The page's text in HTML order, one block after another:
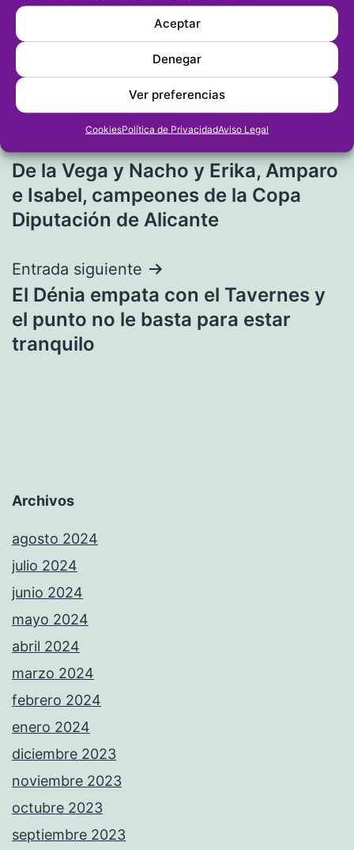
Aceptar
Denegar
Ver preferencias
CookiesPolítica de PrivacidadAviso Legal
Navegación
de
entradas
De la Vega y Nacho y Erika, Amparo
e Isabel, campeones de la Copa
Diputación de Alicante
Entrada siguiente
El Dénia empata con el Tavernes y
el punto no le basta para estar
tranquilo
Archivos
agosto 2024
julio 2024
junio 2024
mayo 2024
abril 2024
marzo 2024
febrero 2024
enero 2024
diciembre 2023
noviembre 2023
octubre 2023
septiembre 2023